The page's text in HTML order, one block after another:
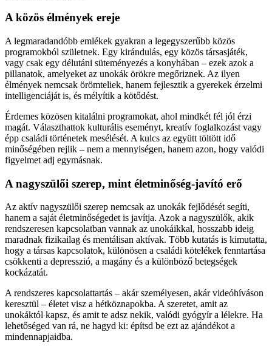
A közös élmények ereje
A legmaradandóbb emlékek gyakran a legegyszerűbb közös
programokból születnek. Egy kirándulás, egy közös társasjáték,
vagy csak egy délutáni süteményezés a konyhában – ezek azok a
pillanatok, amelyeket az unokák örökre megőriznek. Az ilyen
élmények nemcsak örömteliek, hanem fejlesztik a gyerekek érzelmi
intelligenciáját is, és mélyítik a kötődést.
Érdemes közösen kitalálni programokat, ahol mindkét fél jól érzi
magát. Választhattok kulturális eseményt, kreatív foglalkozást vagy
épp családi történetek mesélését. A kulcs az együtt töltött idő
minőségében rejlik – nem a mennyiségen, hanem azon, hogy valódi
figyelmet adj egymásnak.
A nagyszülői szerep, mint életminőség-javító erő
Az aktív nagyszülői szerep nemcsak az unokák fejlődését segíti,
hanem a saját életminőségedet is javítja. Azok a nagyszülők, akik
rendszeresen kapcsolatban vannak az unokáikkal, hosszabb ideig
maradnak fizikailag és mentálisan aktívak. Több kutatás is kimutatta,
hogy a társas kapcsolatok, különösen a családi kötelékek fenntartása
csökkenti a depresszió, a magány és a különböző betegségek
kockázatát.
A rendszeres kapcsolattartás – akár személyesen, akár videóhíváson
keresztül – életet visz a hétköznapokba. A szeretet, amit az
unokáktól kapsz, és amit te adsz nekik, valódi gyógyír a lélekre. Ha
lehetőséged van rá, ne hagyd ki: építsd be ezt az ajándékot a
mindennapjaidba.